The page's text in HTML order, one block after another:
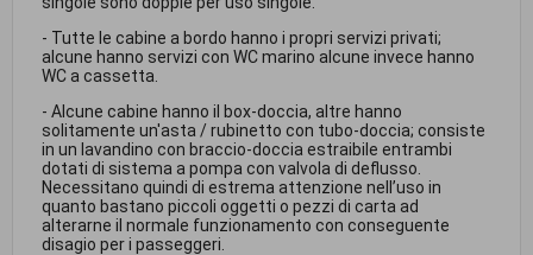
- Tutte le cabine a bordo hanno i propri servizi privati;
alcune hanno servizi con WC marino alcune invece hanno
WC a cassetta.
- Alcune cabine hanno il box-doccia, altre hanno
solitamente un'asta / rubinetto con tubo-doccia; consiste
in un lavandino con braccio-doccia estraibile entrambi
dotati di sistema a pompa con valvola di deflusso.
Necessitano quindi di estrema attenzione nell’uso in
quanto bastano piccoli oggetti o pezzi di carta ad
alterarne il normale funzionamento con conseguente
disagio per i passeggeri.